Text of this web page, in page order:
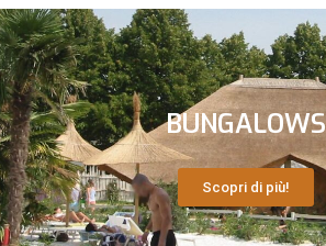
BUNGALOWS
Scopri di più!